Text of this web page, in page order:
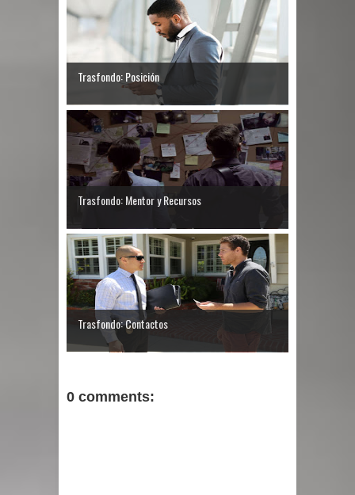
Trasfondo: Posición
Trasfondo: Mentor y Recursos
Trasfondo: Contactos
0 comments: